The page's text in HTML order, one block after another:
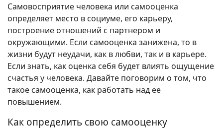
Самовосприятие человека или самооценка
определяет место в социуме, его карьеру,
построение отношений с партнером и
окружающими. Если самооценка занижена, то в
жизни будут неудачи, как в любви, так и в карьере.
Если знать, как оценка себя будет влиять ощущение
счастья у человека. Давайте поговорим о том, что
такое самооценка, как работать над ее
повышением.
Как определить свою самооценку